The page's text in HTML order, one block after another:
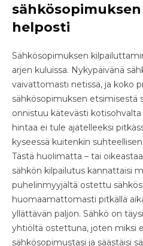
helposti
Sähkösopimuksen
arjen kuluissa. Nykypäivänä
vaivattomasti netissä, ja koko
sähkösopimuksen etsimisestä
onnistuu kätevästi
hintaa ei tule ajatelleeksi
kyseessä kuitenkin
Tästä huolimatta – tai
sähkön kilpailutus kannattaisi
puhelinmyyjältä ostettu
huomaamattomasti pitkällä
yllättävän paljon. Sähkö on
yhtiöltä ostettuna, joten miksi
sähkösopimustasi ja säästäisi